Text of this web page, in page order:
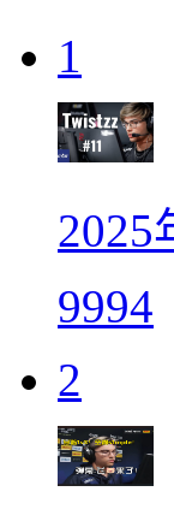
1
2025
9994
2